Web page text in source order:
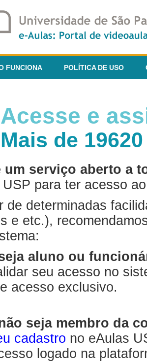
FUNCIONA POLÍTICA DE USO
Acesse e
Mais de
um serviço aberto a
para ter acesso
de determinadas
e etc.),
aluno ou
seu acesso no
acesso exclusivo.
seja membro da
cadastro no eAulas
logado na